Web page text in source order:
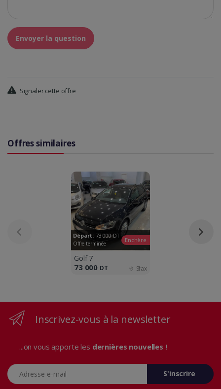
Envoyer la question
Signaler cette offre
Offres similaires
Départ: 73 000DT
Offre terminée
Enchère
Golf 7
73 000 DT Sfax
Inscrivez-vous à la newsletter
...on vous apporte les dernières nouvelles !
Adresse e-mail
S'inscrire